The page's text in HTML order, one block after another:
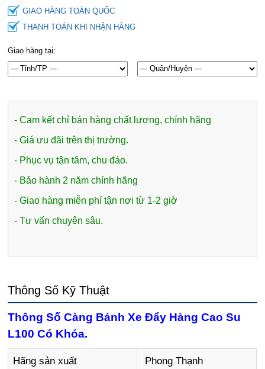
GIAO HÀNG TOÀN QUỐC
THANH TOÁN KHI NHẬN HÀNG
Giao hàng tại:
- Cam kết chỉ bán hàng chất lượng, chính hãng
- Giá ưu đãi trên thị trường.
- Phục vụ tận tâm, chu đáo.
- Bảo hành 2 năm chính hãng
- Giao hàng miễn phí tận nơi từ 1-2 giờ
- Tư vấn chuyên sâu.
Thông Số Kỹ Thuật
Thông Số Càng Bánh Xe Đẩy Hàng Cao Su
L100 Có Khóa.
Hãng sản xuất Phong Thạnh